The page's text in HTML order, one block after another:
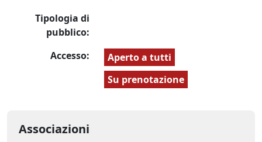
Tipologia di
pubblico:
Accesso:
Aperto a tutti
Su prenotazione
Associazioni